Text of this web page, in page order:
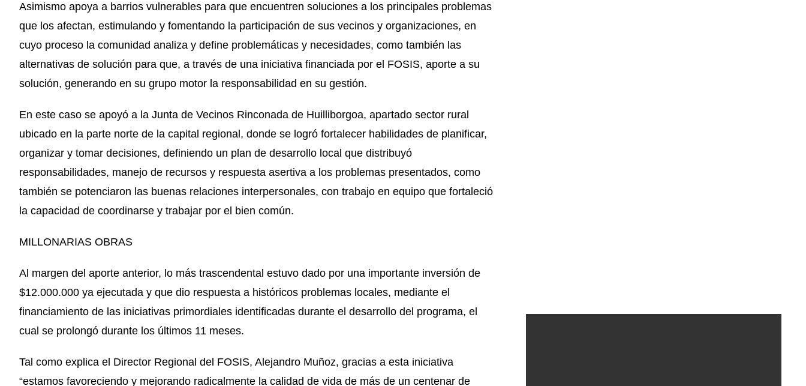
Asimismo apoya a barrios vulnerables para que encuentren soluciones a los principales problemas
que los afectan, estimulando y fomentando la participación de sus vecinos y organizaciones, en
cuyo proceso la comunidad analiza y define problemáticas y necesidades, como también las
alternativas de solución para que, a través de una iniciativa financiada por el FOSIS, aporte a su
solución, generando en su grupo motor la responsabilidad en su gestión.
En este caso se apoyó a la Junta de Vecinos Rinconada de Huilliborgoa, apartado sector rural
ubicado en la parte norte de la capital regional, donde se logró fortalecer habilidades de planificar,
organizar y tomar decisiones, definiendo un plan de desarrollo local que distribuyó
responsabilidades, manejo de recursos y respuesta asertiva a los problemas presentados, como
también se potenciaron las buenas relaciones interpersonales, con trabajo en equipo que fortaleció
la capacidad de coordinarse y trabajar por el bien común.
MILLONARIAS OBRAS
Al margen del aporte anterior, lo más trascendental estuvo dado por una importante inversión de
$12.000.000 ya ejecutada y que dio respuesta a históricos problemas locales, mediante el
financiamiento de las iniciativas primordiales identificadas durante el desarrollo del programa, el
cual se prolongó durante los últimos 11 meses.
Tal como explica el Director Regional del FOSIS, Alejandro Muñoz, gracias a esta iniciativa
“estamos favoreciendo y mejorando radicalmente la calidad de vida de más de un centenar de